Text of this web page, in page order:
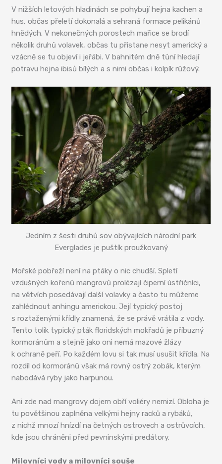
V nižších letových hladinách se pohybují hejna kachen a
hus, občas přeletí dokonalá a sehraná formace pelikánů
hnědých. V nekonečných porostech mařice se brodí
několik druhů volavek, občas tu přistane nesyt americký a
vzácně se tu objeví i jeřábi. V bahnitém dně tůní hledají
potravu hejna ibisů bílých a s nimi občas i kolpík růžový.
Jedním z šesti druhů sov obývajících národní park
Everglades je puštík proužkovaný
Mořské pobřeží není na ptáky o nic chudší. Spletí
vzdušných kořenů mangrovů prolézají čiperní ústřičníci,
na větvích posedávají další volavky a často tu můžeme
zahlédnout anhingu americkou. Její typický postoj
s roztaženými křídly znamená, že se právě vrátila z vody.
Tento tolik typický pták floridských mokřadů je příbuzný
kormoránům a stejně jako oni nemá mazové žlázy
k ochraně peří. Po každém lovu si tak musí usušit křídla. Na
rozdíl od kormoránů však má rovný ostrý zobák, kterým
nabodává ryby jako harpunou.
Ani zde nad mangrovy dojem obří voliéry nemizí. Obloha je
tu povětšinou zaplněna velkými hejny racků a rybáků,
z nichž mnozí hnízdí na četných ostrovech a ostrůvcích,
kde jsou chráněni před pevninskými predátory.
Milovníci vody a milovníci souše